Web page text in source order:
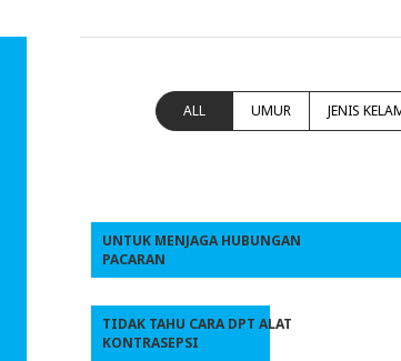
ALL UMUR JENIS
UNTUK MENJAGA HUBUNGAN
PACARAN
TIDAK TAHU CARA DPT ALAT
KONTRASEPSI